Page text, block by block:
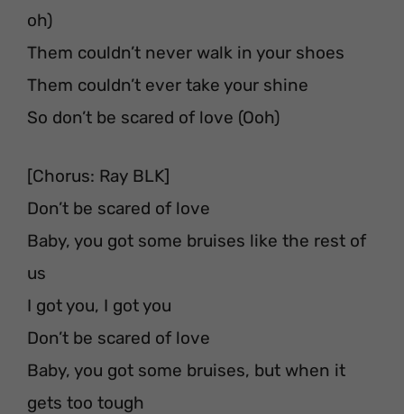
oh)
Them couldn’t never walk in your shoes
Them couldn’t ever take your shine
So don’t be scared of love (Ooh)
[Chorus: Ray BLK]
Don’t be scared of love
Baby, you got some bruises like the rest of
us
I got you, I got you
Don’t be scared of love
Baby, you got some bruises, but when it
gets too tough